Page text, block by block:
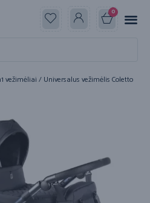
0
vežimėliai / Universalus vežimėlis Coletto